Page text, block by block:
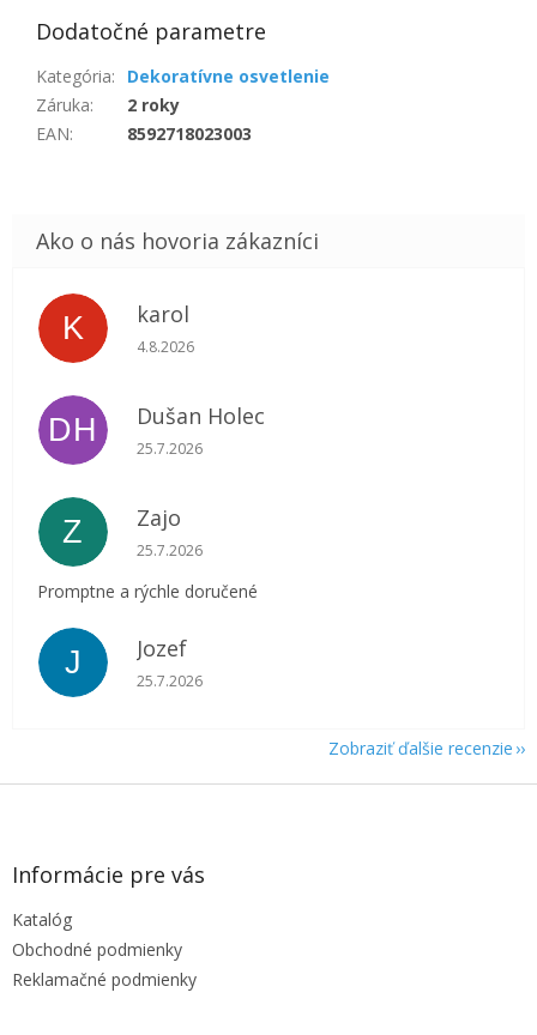
Dodatočné parametre
Kategória:
Dekoratívne osvetlenie
Záruka:
2 roky
EAN: 8592718023003
K karol
Hodnotenie obchodu je 5 z 5 hviezdičiek.
4.8.2026
DH Dušan Holec
Hodnotenie obchodu je 5 z 5 hviezdičiek.
25.7.2026
Z Zajo
Hodnotenie obchodu je 5 z 5 hviezdičiek.
25.7.2026
Promptne a rýchle doručené
J Jozef
Hodnotenie obchodu je 5 z 5 hviezdičiek.
25.7.2026
Zobraziť ďalšie recenzie
Z
Informácie pre vás
Katalóg
Obchodné podmienky
Reklamačné podmienky